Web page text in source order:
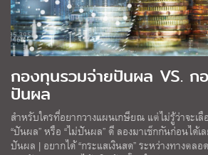
กองทุนรวมจ่ายปันผล VS. ก
ปันผล
สำหรับใครที่อยากวางแผนเกษียณ แต่ไม่รู้ว่าจะเ
“ปันผล” หรือ “ไม่ปันผล” ดี ลองมาเช็กกันก่อนได้
ปันผล | อยากได้ “กระแสเงินสด” ระหว่างทางตล